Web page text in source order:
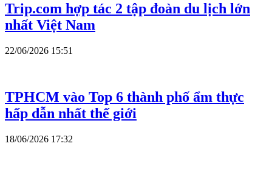
Trip.com hợp tác 2 tập đoàn du lịch lớn
nhất Việt Nam
22/06/2026 15:51
TPHCM vào Top 6 thành phố ẩm thực
hấp dẫn nhất thế giới
18/06/2026 17:32